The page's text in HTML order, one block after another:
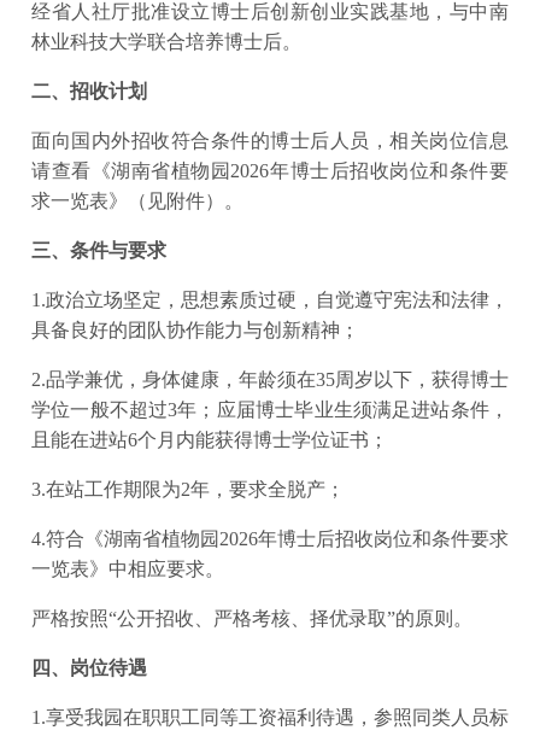
经省人社厅批准设立博士后创新创业实践基地，与中南
林业科技大学联合培养博士后。
二、招收计划
面向国内外招收符合条件的博士后人员，相关岗位信息
请查看《湖南省植物园2026年博士后招收岗位和条件要
求一览表》（见附件）。
三、条件与要求
1.政治立场坚定，思想素质过硬，自觉遵守宪法和法律，
具备良好的团队协作能力与创新精神；
2.品学兼优，身体健康，年龄须在35周岁以下，获得博士
学位一般不超过3年；应届博士毕业生须满足进站条件，
且能在进站6个月内能获得博士学位证书；
3.在站工作期限为2年，要求全脱产；
4.符合《湖南省植物园2026年博士后招收岗位和条件要求
一览表》中相应要求。
严格按照“公开招收、严格考核、择优录取”的原则。
四、岗位待遇
1.享受我园在职职工同等工资福利待遇，参照同类人员标